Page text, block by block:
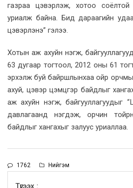
газраа цэвэрлэж, хотоо
уриалж байна. Бид дараагийн
цэвэрлэнэ” гэлээ.
Хотын аж ахуйн нэгж,
63 дугаар тогтоол, 2012 оны 61
эрхэлж буй байршлынхаа ойр
ахуй, цэвэр цэмцгэр байдлыг
аж ахуйн нэгж, байгууллагуудыг
давлагаанд нэгдэж, орчин
байдлыг хангахыг залуус уриаллаа.
1762 Нийгэм
Түгээх :